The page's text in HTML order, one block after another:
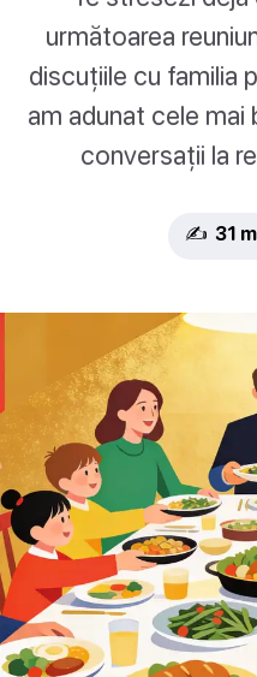
următoarea
discuțiile cu familia
am adunat cele mai
conversații la
✍️ 31